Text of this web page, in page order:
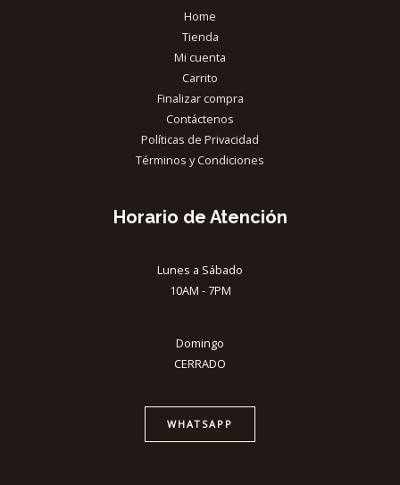
Home
Tienda
Mi cuenta
Carrito
Finalizar compra
Contáctenos
Políticas de Privacidad
Términos y Condiciones
Horario de Atención
Lunes a Sábado
10AM - 7PM
Domingo
CERRADO
WHATSAPP